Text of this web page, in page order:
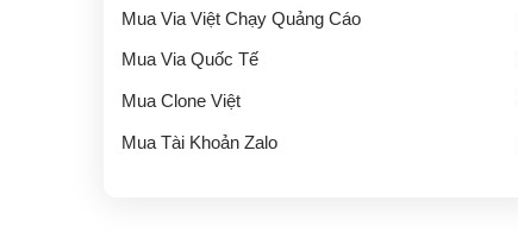
Mua Via Việt Chạy Quảng Cáo
Mua Via Quốc Tế
Mua Clone Việt
Mua Tài Khoản Zalo